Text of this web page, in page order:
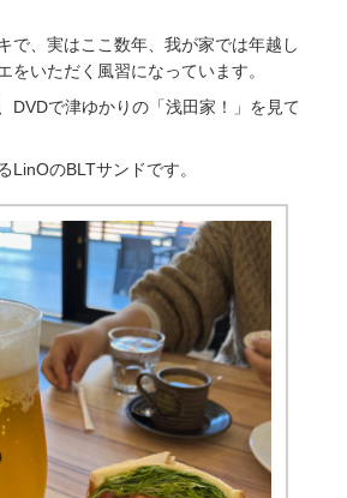
で、実はここ数年、我が家では年越し
をいただく風習になっています。
DVDで津ゆかりの「浅田家！」を見て
LinOのBLTサンドです。